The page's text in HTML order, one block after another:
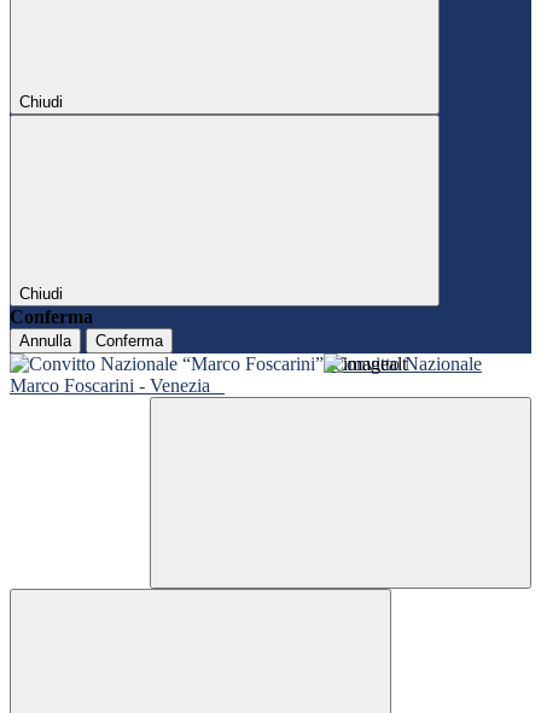
Chiudi
Chiudi
Conferma
Annulla Conferma
Convitto Nazionale
Marco Foscarini - Venezia